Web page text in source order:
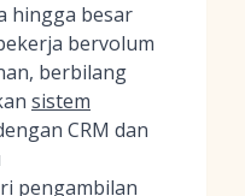
hingga besar
bervolum
berbilang
sistem
CRM dan
pengambilan